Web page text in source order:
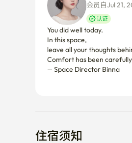
✔️ 距离乐天世界、石村湖、
✔️从三星医院/峨山医院开
🚌coex&三成站非常近。
会员自Jul 21,
认证
You did well today.
In this space,
leave all your thoughts
Comfort has been
— Space Director Binna
住宿须知